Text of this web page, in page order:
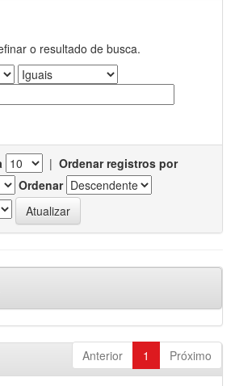
o resultado de busca.
| Ordenar registros por
Ordenar
Anterior 1 Próximo